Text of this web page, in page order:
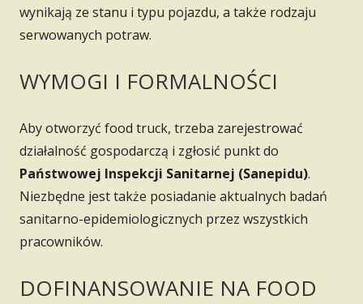
wynikają ze stanu i typu pojazdu, a także rodzaju
serwowanych potraw.
WYMOGI I FORMALNOŚCI
Aby otworzyć food truck, trzeba zarejestrować
działalność gospodarczą i zgłosić punkt do
Państwowej Inspekcji Sanitarnej (Sanepidu).
Niezbędne jest także posiadanie aktualnych badań
sanitarno-epidemiologicznych przez wszystkich
pracowników.
DOFINANSOWANIE NA FOOD